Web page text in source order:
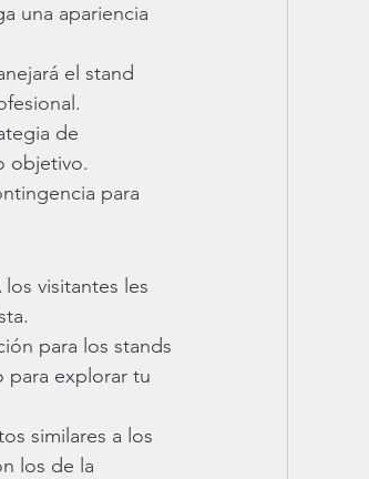
una apariencia
el stand
de
objetivo.
para
visitantes les
para los stands
para explorar tu
similares a los
los de la